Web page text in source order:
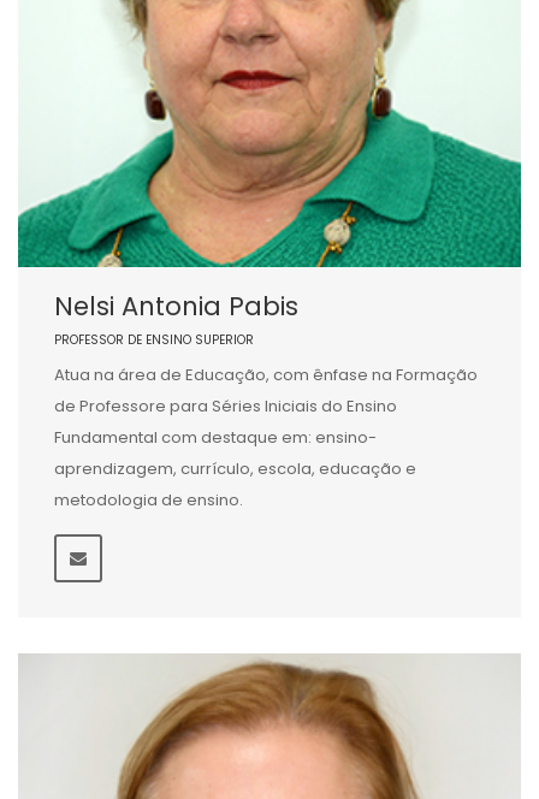
Nelsi Antonia Pabis
PROFESSOR DE ENSINO SUPERIOR
Atua na área de Educação, com ênfase na Formação
de Professore para Séries Iniciais do Ensino
Fundamental com destaque em: ensino-
aprendizagem, currículo, escola, educação e
metodologia de ensino.